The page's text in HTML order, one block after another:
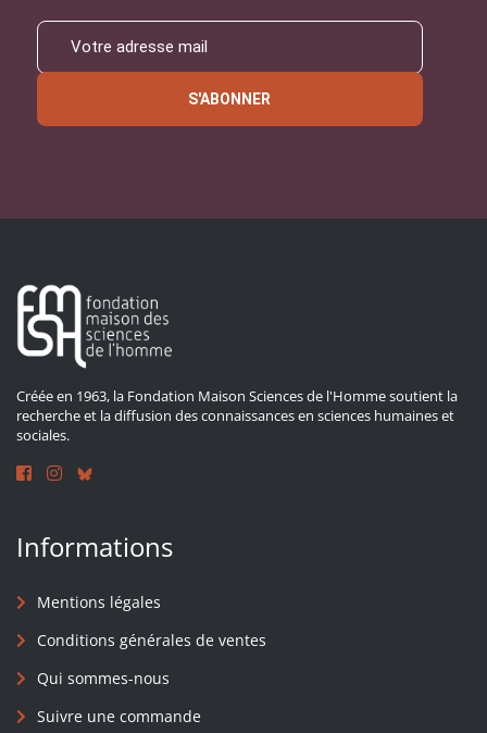
S'ABONNER
Créée en 1963, la Fondation Maison Sciences de l'Homme soutient la
recherche et la diffusion des connaissances en sciences humaines et
sociales.
Informations
Mentions légales
Conditions générales de ventes
Qui sommes-nous
Suivre une commande